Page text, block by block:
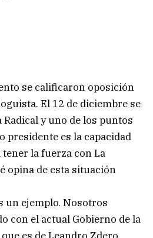
se calificaron oposición
El 12 de diciembre se
y uno de los puntos
presidente es la capacidad
tener la fuerza con La
opina de esta situación
un ejemplo. Nosotros
con el actual Gobierno de la